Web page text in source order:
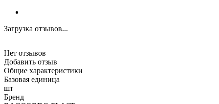
Загрузка отзывов...
Нет отзывов
Добавить отзыв
Общие характеристики
Базовая единица
шт
Бренд